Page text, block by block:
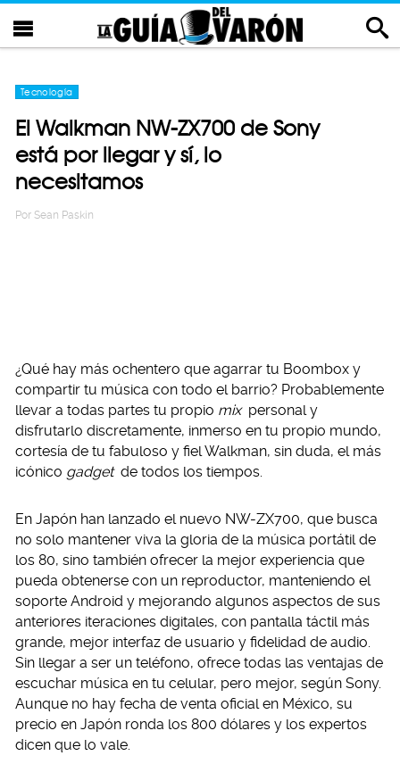
Tecnología
El Walkman NW-ZX700 de Sony
está por llegar y sí, lo
necesitamos
Por Sean Paskin
¿Qué hay más ochentero que agarrar tu Boombox y
compartir tu música con todo el barrio? Probablemente
llevar a todas partes tu propio mix personal y
disfrutarlo discretamente, inmerso en tu propio mundo,
cortesía de tu fabuloso y fiel Walkman, sin duda, el más
icónico gadget de todos los tiempos.
En Japón han lanzado el nuevo NW-ZX700, que busca
no solo mantener viva la gloria de la música portátil de
los 80, sino también ofrecer la mejor experiencia que
pueda obtenerse con un reproductor, manteniendo el
soporte Android y mejorando algunos aspectos de sus
anteriores iteraciones digitales, con pantalla táctil más
grande, mejor interfaz de usuario y fidelidad de audio.
Sin llegar a ser un teléfono, ofrece todas las ventajas de
escuchar música en tu celular, pero mejor, según Sony.
Aunque no hay fecha de venta oficial en México, su
precio en Japón ronda los 800 dólares y los expertos
dicen que lo vale.